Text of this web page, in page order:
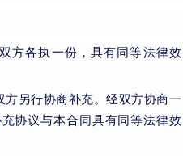
方各执一份，具有同等法律效
另行协商补充。经双方协商一
协议与本合同具有同等法律效